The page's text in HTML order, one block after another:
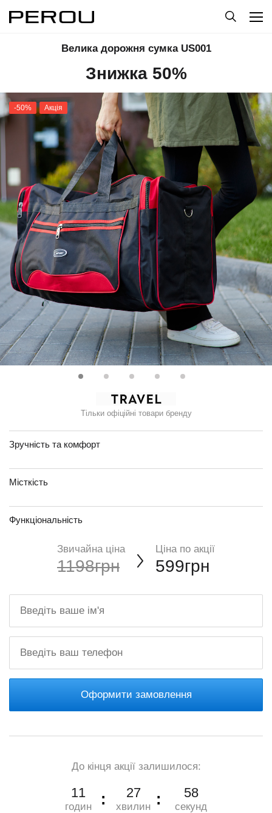
Велика дорожня сумка US001
Знижка 50%
-50% Акція
Тільки офіційні товари бренду
Зручність та комфорт
Місткість
Функціональність
Звичайна ціна
1198грн
Ціна по акції
599грн
Оформити замовлення
До кінця акції залишилося:
11
годин
27
хвилин
57
секунд